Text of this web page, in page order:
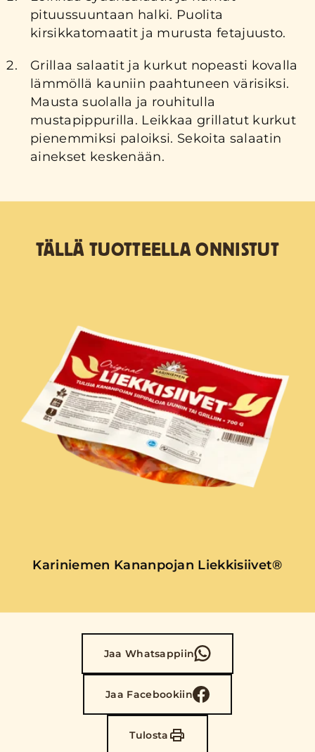
pituussuuntaan halki. Puolita
kirsikkatomaatit ja murusta fetajuusto.
Grillaa salaatit ja kurkut nopeasti kovalla
lämmöllä kauniin paahtuneen värisiksi.
Mausta suolalla ja rouhitulla
mustapippurilla. Leikkaa grillatut kurkut
pienemmiksi paloiksi. Sekoita salaatin
ainekset keskenään.
TÄLLÄ TUOTTEELLA ONNISTUT
Kariniemen Kananpojan Liekkisiivet®
Jaa Whatsappiin
Jaa Facebookiin
Tulosta